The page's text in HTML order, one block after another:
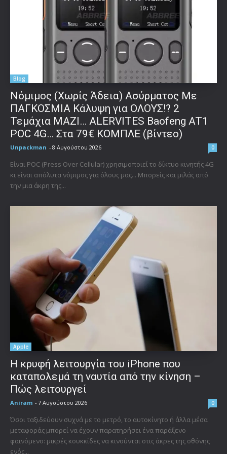
Blog
Νόμιμος (Χωρίς Άδεια) Ασύρματος Με
ΠΑΓΚΟΣΜΙΑ Κάλυψη για ΟΛΟΥΣ!? 2
Τεμάχια ΜΑΖΙ… ALERVITES Baofeng AT1
POC 4G… Στα 79€ ΚΟΜΠΛΕ (βίντεο)
Unpackman - 8 Αυγούστου 2026 0
Είναι POC (Press Over Cellular) χρησιμοποιεί το δίκτυο κινητής 4G
κι είναι απόλυτα νόμιμος για όλους μας... Μπορείς και μιλάς από
την μια άκρη της...
Apple
Η κρυφή λειτουργία του iPhone που
καταπολεμά τη ναυτία από την κίνηση –
Πώς λειτουργεί
Aniram - 7 Αυγούστου 2026 0
Όσοι ταξιδεύουν συχνά με το μετρό, το αυτοκίνητο ή άλλα μέσα
μεταφοράς μπορεί να έχουν παρατηρήσει ένα παράξενο
φαινόμενο: μικρές κουκκίδες να κινούνται στις άκρες της οθόνης
ενός...